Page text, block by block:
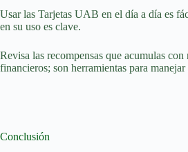
Usar las Tarjetas UAB en el día a día es
en su uso es clave.
Revisa las recompensas que acumulas
financieros; son herramientas para
Conclusión